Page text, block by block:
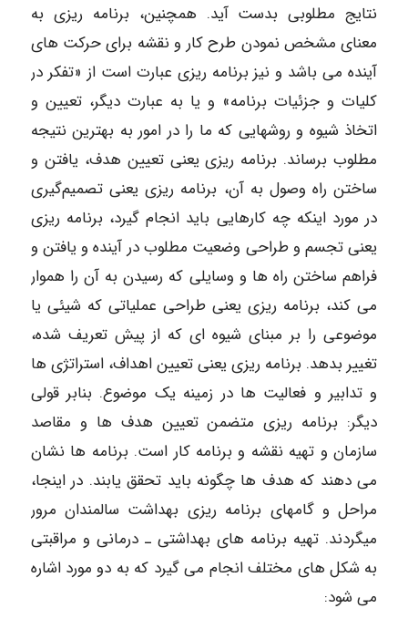
نتایج مطلوبی بدست آید. همچنین، برنامه ‎ریزی به
معنای مشخص نمودن طرح کار و نقشه برای حرکت ‎های
آینده می‎ باشد و نیز برنامه‎ ریزی عبارت است از «تفکر در
کلیات و جزئیات برنامه» و یا به عبارت دیگر، تعیین و
اتخاذ شیوه و روشهایی که ما را در امور به بهترین نتیجه
مطلوب برساند. برنامه ‎ریزی یعنی تعیین هدف، یافتن و
ساختن راه وصول به آن، برنامه‎ ریزی یعنی تصمیم‌گیری
در مورد اینکه چه کارهایی باید انجام گیرد، برنامه ‎ریزی
یعنی تجسم و طراحی وضعیت مطلوب در آینده و یافتن و
فراهم ساختن راه‌ ها و وسایلی که رسیدن به آن را هموار
می‎ کند، برنامه ‎ریزی یعنی طراحی عملیاتی که شیئی یا
موضوعی را بر مبنای شیوه‌ ای که از پیش تعریف شده،
تغییر بدهد. برنامه ريزی یعنی تعیین اهداف، استراتژی ها
و تدابیر و فعالیت‎ ها در زمینه یک موضوع. بنابر قولی
دیگر: برنامه‎ ریزی متضمن تعیین هدف ها و مقاصد
سازمان و تهیه نقشه و برنامه کار است. برنامه‎ ها نشان
می‎ دهند که هدف ها چگونه باید تحقق یابند. در اینجا،
مراحل و گامهای برنامه ‎ریزی بهداشت سالمندان مرور
میگردند. تهیه برنامه‎ های بهداشتی ـ درمانی و مراقبتی
به شکل‌ های مختلف انجام می‎ گیرد که به دو مورد اشاره
می ‎شود: